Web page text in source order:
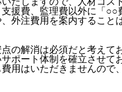
援費、監理費以外に「
外注費用を案内すること
の解消は必須だと考え
ポート体制 を確立させて
用はいただきませんの